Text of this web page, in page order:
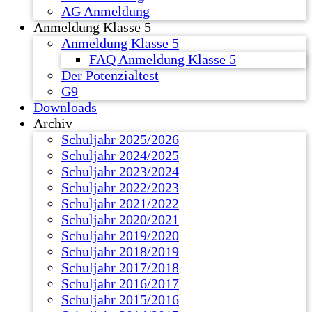
AG Anmeldung
Anmeldung Klasse 5
Anmeldung Klasse 5
FAQ Anmeldung Klasse 5
Der Potenzialtest
G9
Downloads
Archiv
Schuljahr 2025/2026
Schuljahr 2024/2025
Schuljahr 2023/2024
Schuljahr 2022/2023
Schuljahr 2021/2022
Schuljahr 2020/2021
Schuljahr 2019/2020
Schuljahr 2018/2019
Schuljahr 2017/2018
Schuljahr 2016/2017
Schuljahr 2015/2016